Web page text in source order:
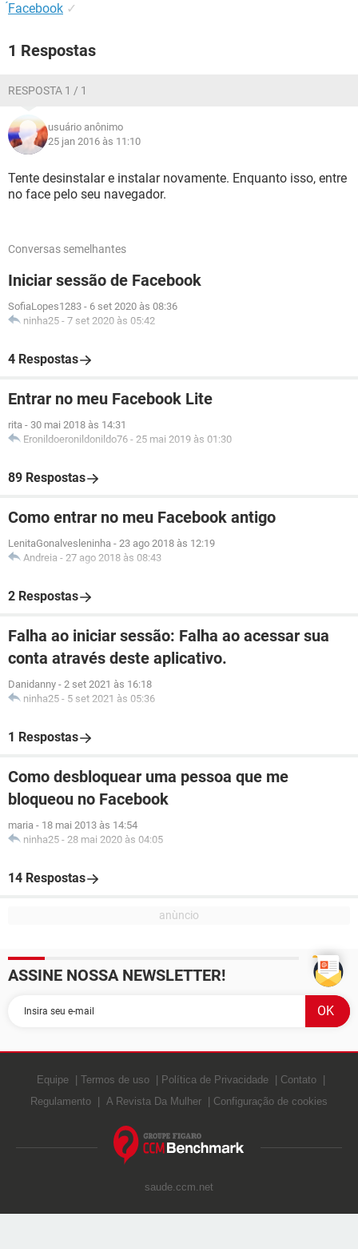
́Facebook ✓
1 Respostas
RESPOSTA 1 / 1
usuário anônimo
25 jan 2016 às 11:10
Tente desinstalar e instalar novamente. Enquanto isso, entre
no face pelo seu navegador.
Conversas semelhantes
Iniciar sessão de Facebook
SofiaLopes1283 - 6 set 2020 às 08:36
ninha25 - 7 set 2020 às 05:42
4 Respostas
Entrar no meu Facebook Lite
rita - 30 mai 2018 às 14:31
Eronildoeronildonildo76 - 25 mai 2019 às 01:30
89 Respostas
Como entrar no meu Facebook antigo
LenitaGonalvesleninha - 23 ago 2018 às 12:19
Andreia - 27 ago 2018 às 08:43
2 Respostas
Falha ao iniciar sessão: Falha ao acessar sua
conta através deste aplicativo.
Danidanny - 2 set 2021 às 16:18
ninha25 - 5 set 2021 às 05:36
1 Respostas
Como desbloquear uma pessoa que me
bloqueou no Facebook
maria - 18 mai 2013 às 14:54
ninha25 - 28 mai 2020 às 04:05
14 Respostas
ASSINE NOSSA NEWSLETTER!
Equipe Termos de uso Política de Privacidade
Contato
Regulamento
A Revista Da Mulher Configuração de cookies
saude.ccm.net